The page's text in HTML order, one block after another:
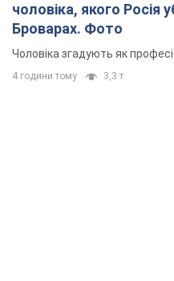
чоловіка, якого Росія
Броварах. Фото
Чоловіка згадують як
4 години тому 3,3 т.